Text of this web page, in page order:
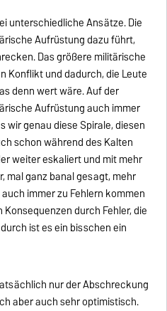
unterschiedliche Ansätze. Die
Aufrüstung dazu führt,
Das größere militärische
Konflikt und dadurch, die Leute
denn wert wäre. Auf der
Aufrüstung auch immer
wir genau diese Spirale, diesen
schon während des Kalten
weiter eskaliert und mit mehr
mal ganz banal gesagt, mehr
immer zu Fehlern kommen
durch Fehler, die
ist es ein bisschen ein
nur der Abschreckung
aber auch sehr optimistisch.